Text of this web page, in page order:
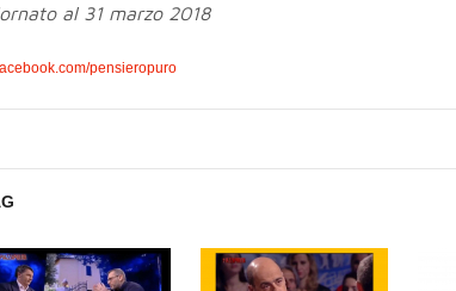
al 31 marzo 2018
pensieropuro